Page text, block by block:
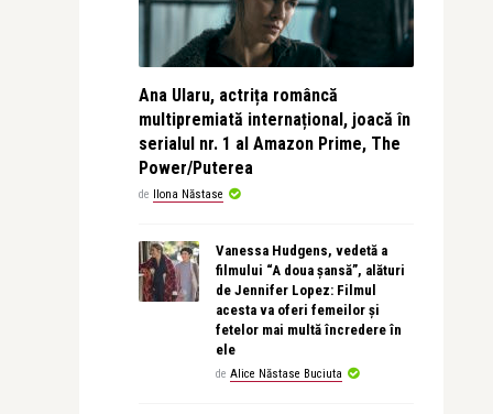
Ana Ularu, actrița româncă
multipremiată internațional, joacă în
serialul nr. 1 al Amazon Prime, The
Power/Puterea
de Ilona Năstase
Vanessa Hudgens, vedetă a
filmului “A doua șansă”, alături
de Jennifer Lopez: Filmul
acesta va oferi femeilor și
fetelor mai multă încredere în
ele
de Alice Năstase Buciuta